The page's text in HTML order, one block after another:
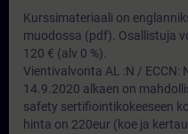
Kurssimateriaali on
muodossa (pdf). Osallistuja
120 € (alv 0 %).
Vientivalvonta AL :N / ECCN:
14.9.2020 alkaen on
safety sertifiointikokeeseen
hinta on 220eur (koe ja